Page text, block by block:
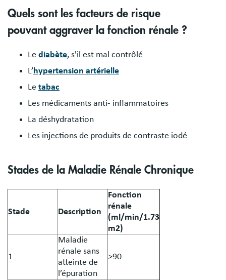
Quels sont les facteurs de risque
pouvant aggraver la fonction rénale ?
Le diabète, s'il est mal contrôlé
L’hypertension artérielle
Le tabac
Les médicaments anti- inflammatoires
La déshydratation
Les injections de produits de contraste iodé
Stades de la Maladie Rénale Chronique
Stade Description
Fonction
rénale
(ml/min/1.73
m2)
1
Maladie
rénale sans
atteinte de
l’épuration
>90